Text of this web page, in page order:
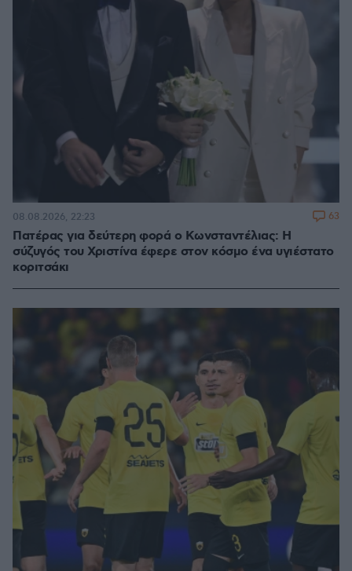
Πατέρας για δεύτερη φορά ο Κωνσταντέλιας: Η
σύζυγός του Χριστίνα έφερε στον κόσμο ένα υγιέστατο
κοριτσάκι
08.08.2026, 22:23 63